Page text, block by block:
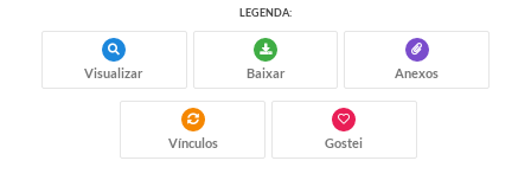
LEGENDA:
Visualizar Baixar Anexos
Vínculos Gostei